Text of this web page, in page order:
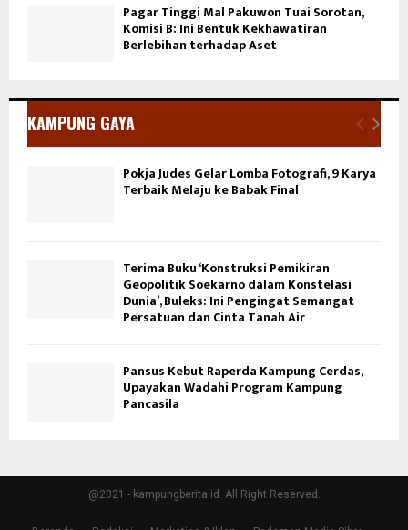
Pagar Tinggi Mal Pakuwon Tuai Sorotan,
Komisi B: Ini Bentuk Kekhawatiran
Berlebihan terhadap Aset
KAMPUNG GAYA
Pokja Judes Gelar Lomba Fotografi, 9 Karya
Terbaik Melaju ke Babak Final
Terima Buku ‘Konstruksi Pemikiran
Geopolitik Soekarno dalam Konstelasi
Dunia’, Buleks: Ini Pengingat Semangat
Persatuan dan Cinta Tanah Air
Pansus Kebut Raperda Kampung Cerdas,
Upayakan Wadahi Program Kampung
Pancasila
@2021 - kampungberita.id. All Right Reserved.